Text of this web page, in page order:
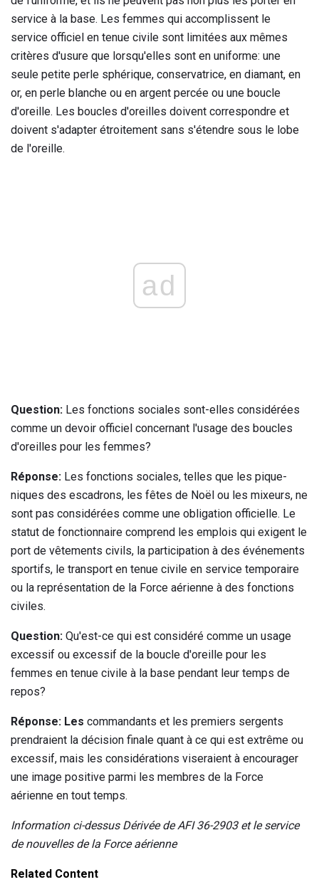
service à la base. Les femmes qui accomplissent le
service officiel en tenue civile sont limitées aux mêmes
critères d'usure que lorsqu'elles sont en uniforme: une
seule petite perle sphérique, conservatrice, en diamant, en
or, en perle blanche ou en argent percée ou une boucle
d'oreille. Les boucles d'oreilles doivent correspondre et
doivent s'adapter étroitement sans s'étendre sous le lobe
de l'oreille.
ad
Question: Les fonctions sociales sont-elles considérées
comme un devoir officiel concernant l'usage des boucles
d'oreilles pour les femmes?
Réponse: Les fonctions sociales, telles que les pique-
niques des escadrons, les fêtes de Noël ou les mixeurs, ne
sont pas considérées comme une obligation officielle. Le
statut de fonctionnaire comprend les emplois qui exigent le
port de vêtements civils, la participation à des événements
sportifs, le transport en tenue civile en service temporaire
ou la représentation de la Force aérienne à des fonctions
civiles.
Question: Qu'est-ce qui est considéré comme un usage
excessif ou excessif de la boucle d'oreille pour les
femmes en tenue civile à la base pendant leur temps de
repos?
Réponse: Les commandants et les premiers sergents
prendraient la décision finale quant à ce qui est extrême ou
excessif, mais les considérations viseraient à encourager
une image positive parmi les membres de la Force
aérienne en tout temps.
Information ci-dessus Dérivée de AFI 36-2903 et le service
de nouvelles de la Force aérienne
Related Content